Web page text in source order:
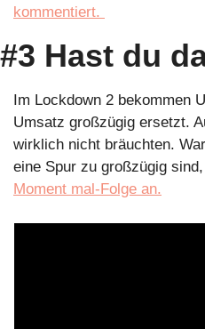
kommentiert.
#3 Hast du
Im Lockdown 2 bekommen
Umsatz großzügig ersetzt.
wirklich nicht bräuchten.
eine Spur zu großzügig
Moment mal-Folge an.